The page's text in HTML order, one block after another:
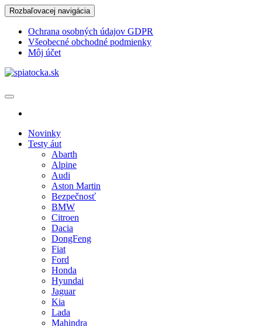
Skip
to
content
Rozbaľovacej navigácia
Ochrana osobných údajov GDPR
Všeobecné obchodné podmienky
Môj účet
Novinky
Testy áut
Abarth
Alpine
Audi
Aston Martin
Bezpečnosť
BMW
Citroen
Dacia
DongFeng
Fiat
Ford
Honda
Hyundai
Jaguar
Kia
Lada
Mahindra